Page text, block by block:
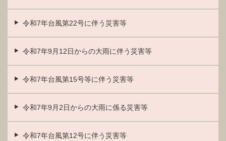
令和7年台風第22号に伴う災害等
令和7年9月12日からの大雨に伴う災害等
令和7年台風第15号等に伴う災害等
令和7年9月2日からの大雨に係る災害等
令和7年台風第12号に伴う災害等